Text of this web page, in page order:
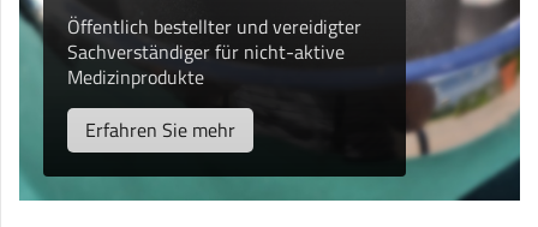
Öffentlich bestellter und vereidigter
Sachverständiger für nicht-aktive
Medizinprodukte
Erfahren Sie mehr